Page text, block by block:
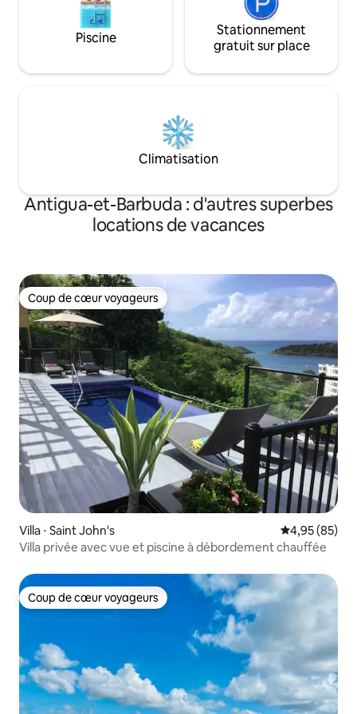
Piscine
Stationnement
gratuit sur place
Climatisation
Antigua-et-Barbuda : d'autres superbes
locations de vacances
Coup de cœur voyageurs
Coup de cœur voyageurs
Villa ⋅ Saint John's Évaluation
4,95 (85)
Villa privée avec vue et piscine à débordement chauffée
Coup de cœur voyageurs
Coup de cœur voyageurs